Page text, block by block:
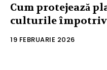
Cum protejează
culturile
19 FEBRUARIE 2026